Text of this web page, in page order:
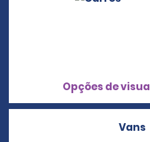
Opções de
Vans